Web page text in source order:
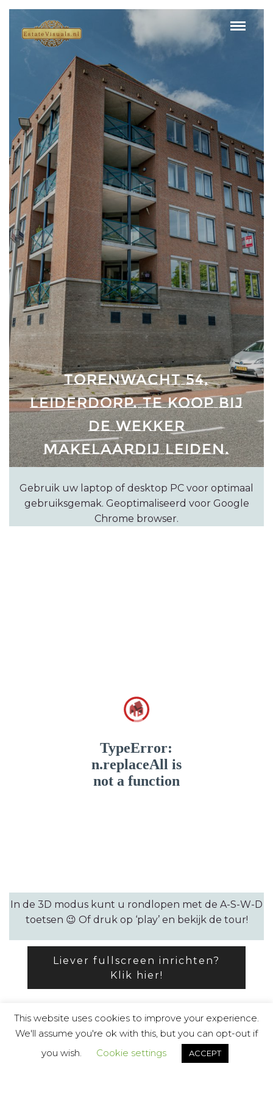
TORENWACHT 54,
LEIDERDORP. TE KOOP BIJ
DE WEKKER
MAKELAARDIJ LEIDEN.
Gebruik uw laptop of desktop PC voor optimaal
gebruiksgemak. Geoptimaliseerd voor Google
Chrome browser.
In de 3D modus kunt u rondlopen met de A-S-W-D
toetsen 😉 Of druk op ‘play’ en bekijk de tour!
Liever fullscreen inrichten?
Klik hier!
© Copyright EstateVisuals.nl by Jarno van
This website uses cookies to improve your experience.
We'll assume you're ok with this, but you can opt-out if
you wish.
Cookie settings ACCEPT